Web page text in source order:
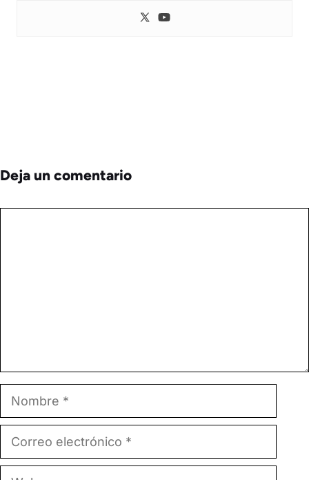
Deja un comentario
Correo